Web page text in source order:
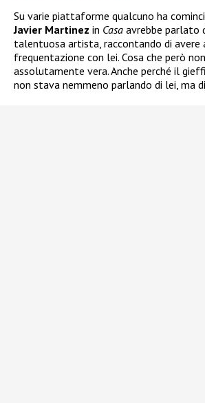
Su varie piattaforme qualcuno ha
Javier Martinez in Casa avrebbe parlato
talentuosa artista, raccontando di avere
frequentazione con lei. Cosa che però
assolutamente vera. Anche perché il
non stava nemmeno parlando di lei, ma